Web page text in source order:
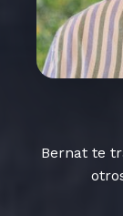
Bernat te